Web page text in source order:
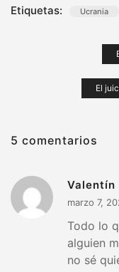
Etiquetas: Ucrania
El
5 comentarios
Valentín
marzo 7,
Todo lo
alguien
no sé